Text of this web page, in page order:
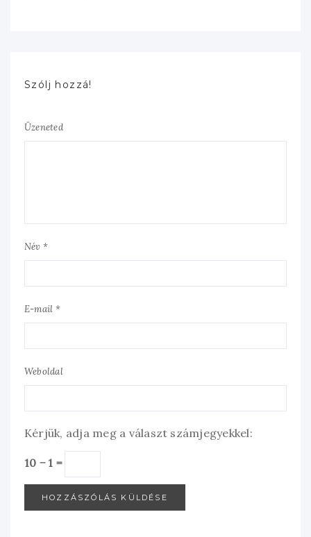
Szólj hozzá!
Üzeneted
Név *
E-mail *
Weboldal
Kérjük, adja meg a választ számjegyekkel:
10 − 1 =